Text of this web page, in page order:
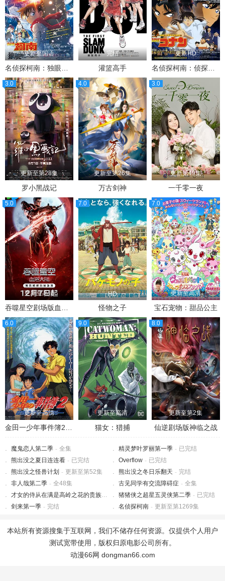
更新至国语 完结
灌篮高手
更新HD
3.0
更新至第28集
罗小黑战记
4.0
更新至第26集
万古剑神
3.0
更新第49集
一千零一夜
5.0
更新至高清
7.0
HD
怪物之子
7.0
更新至高清
宝石宠物：甜品公主
6.0
更新至高清
9.0
更新至高清
猫女：猎捕
8.0
更新至第2集
仙逆剧场版神临之战
魔鬼恋人第二季 - 全集 精灵梦叶罗丽第一季 - 已完结
熊出没之夏日连连看 - 已完结 Overflow - 已完结
熊出没之怪兽计划 - 更新至第52集 熊出没之冬日乐翻天 - 完结
非人哉第二季 - 全48集 古见同学有交流障碍症 - 全集
才女的侍从在满是高岭之花的贵族学校暗中照顾（毫无生活自理能力的）学院第一大小姐
猪猪侠之超星五灵侠第二季 - 已完结
剑来第一季 - 完结 名侦探柯南 - 更新至第1269集
本站所有资源搜集于互联网，我们不储存任何资源。仅提供个人用户
测试宽带使用，版权归原电影公司所有。
动漫66网 dongman66.com